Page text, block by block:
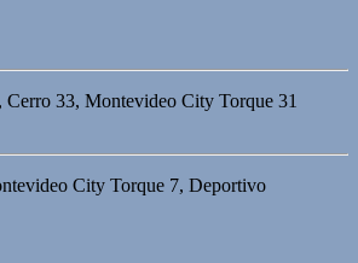
33, Montevideo City Torque 31
City Torque 7, Deportivo